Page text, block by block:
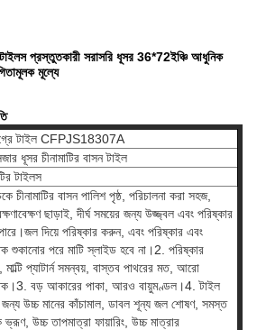
টাইলস প্রস্তুতকারী সরাসরি ধূসর 36*72ইঞ্চি আধুনিক
মূল্যে
গ্রে টাইল CFPJS18307A
ধূসর চীনামাটির বাসন টাইল
টাইলস
চীনামাটির বাসন পালিশ পৃষ্ঠ, পরিচালনা করা সহজ,
ছাড়াই, দীর্ঘ সময়ের জন্য উজ্জ্বল এবং পরিষ্কার
দিয়ে পরিষ্কার করুন, এবং পরিষ্কার এবং
শুকানোর পরে মাটি স্লাইড হবে না।2. পরিষ্কার
মাল্টি প্যাটার্ন সমন্বয়, বাস্তব পাথরের মত, আরো
বড় আকারের পাকা, আরও বায়ুমণ্ডল।4. টাইল
উচ্চ মানের কাঁচামাল, ডাবল শূন্য জল শোষণ, সমস্ত
ভ্রূণ, উচ্চ তাপমাত্রা ফায়ারিং, উচ্চ মাত্রার